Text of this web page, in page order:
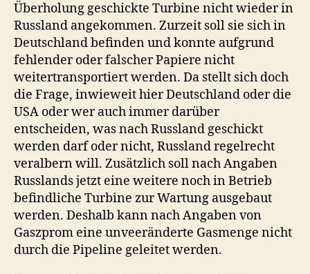
Überholung geschickte Turbine nicht wieder in
Russland angekommen. Zurzeit soll sie sich in
Deutschland befinden und konnte aufgrund
fehlender oder falscher Papiere nicht
weitertransportiert werden. Da stellt sich doch
die Frage, inwieweit hier Deutschland oder die
USA oder wer auch immer darüber
entscheiden, was nach Russland geschickt
werden darf oder nicht, Russland regelrecht
veralbern will. Zusätzlich soll nach Angaben
Russlands jetzt eine weitere noch in Betrieb
befindliche Turbine zur Wartung ausgebaut
werden. Deshalb kann nach Angaben von
Gaszprom eine unveeränderte Gasmenge nicht
durch die Pipeline geleitet werden.